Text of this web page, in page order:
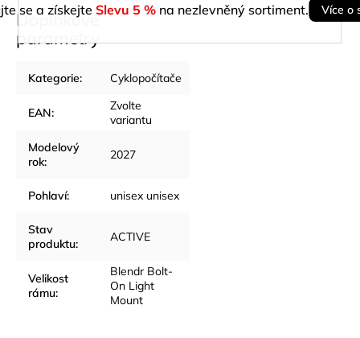
se a získejte Slevu 5 % na nezlevněný sortiment. Více o
Doplňkové
parametry
Kategorie: Cyklopočítače
EAN:
Zvolte
variantu
Modelový
rok: 2027
Pohlaví: unisex unisex
Stav
produktu: ACTIVE
Velikost
rámu:
Blendr Bolt-
On Light
Mount